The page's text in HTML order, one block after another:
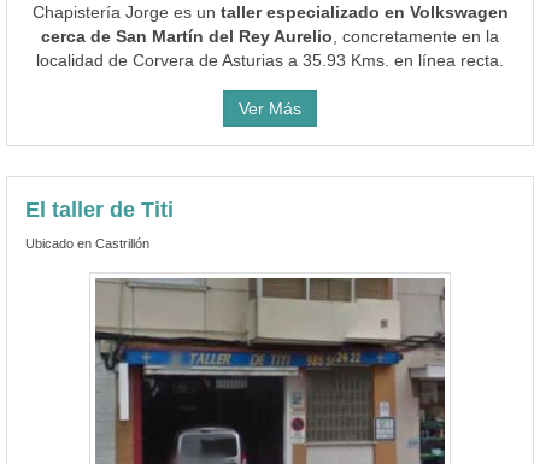
Chapistería Jorge es un taller especializado en Volkswagen
cerca de San Martín del Rey Aurelio , concretamente en la
localidad de Corvera de Asturias a 35.93 Kms. en línea recta.
Ver Más
El taller de Titi
Ubicado en Castrillón